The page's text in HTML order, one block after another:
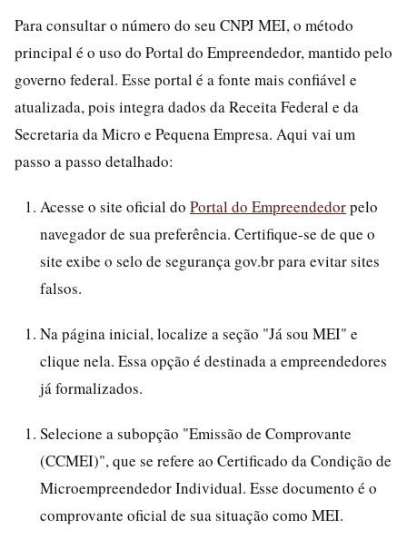
Para consultar o número do seu CNPJ MEI, o método
principal é o uso do Portal do Empreendedor, mantido pelo
governo federal. Esse portal é a fonte mais confiável e
atualizada, pois integra dados da Receita Federal e da
Secretaria da Micro e Pequena Empresa. Aqui vai um
passo a passo detalhado:
Acesse o site oficial do Portal do Empreendedorpelo
navegador de sua preferência. Certifique-se de que o
site exibe o selo de segurança gov.br para evitar sites
falsos.
Na página inicial, localize a seção "Já sou MEI" e
clique nela. Essa opção é destinada a empreendedores
já formalizados.
Selecione a subopção "Emissão de Comprovante
(CCMEI)", que se refere ao Certificado da Condição de
Microempreendedor Individual. Esse documento é o
comprovante oficial de sua situação como MEI.